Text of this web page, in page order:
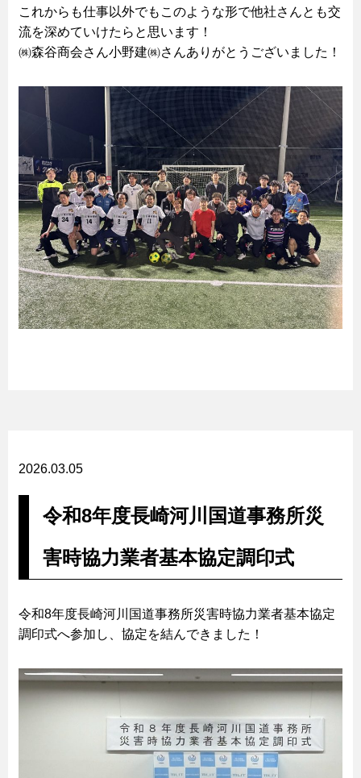
これからも仕事以外でもこのような形で他社さんとも交
流を深めていけたらと思います！
㈱森谷商会さん小野建㈱さんありがとうございました！
2026.03.05
令和8年度長崎河川国道事務所災
害時協力業者基本協定調印式
令和8年度長崎河川国道事務所災害時協力業者基本協定
調印式へ参加し、協定を結んできました！